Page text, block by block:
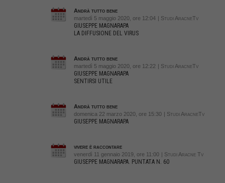
Andrà tutto bene
martedì 5 maggio 2020, ore 12:04 | Studi AracneTv
GIUSEPPE MAGNARAPA
LA DIFFUSIONE DEL VIRUS
Andrà tutto bene
martedì 5 maggio 2020, ore 12:22 | Studi AracneTv
GIUSEPPE MAGNARAPA
SENTIRSI UTILE
Andrà tutto bene
domenica 22 marzo 2020, ore 15:30 | Studi AracneTv
GIUSEPPE MAGNARAPA
vivere è raccontare
venerdì 11 gennaio 2019, ore 11:00 | Studi Aracne Tv
GIUSEPPE MAGNARAPA. PUNTATA N. 60